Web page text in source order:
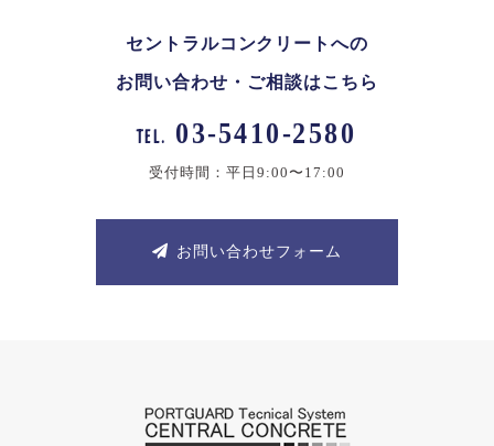
セントラルコンクリートへの
お問い合わせ・ご相談はこちら
TEL. 03-5410-2580
受付時間：平日9:00〜17:00
お問い合わせフォーム